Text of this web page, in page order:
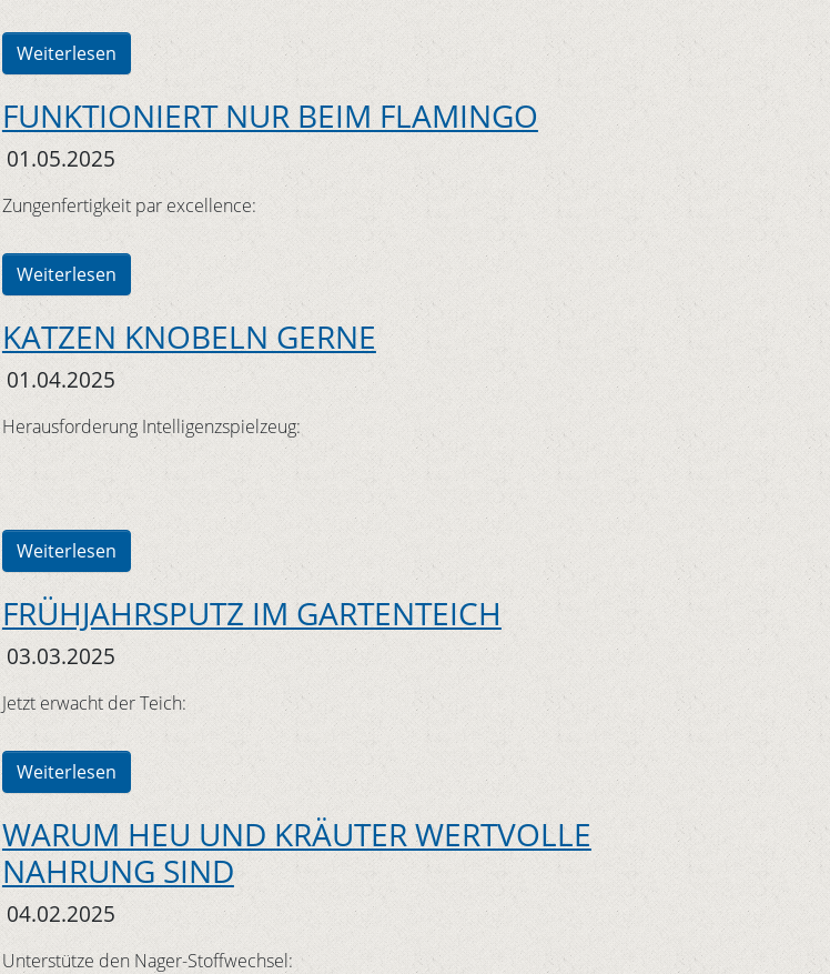
Weiterlesen
FUNKTIONIERT NUR BEIM FLAMINGO
01.05.2025
Zungenfertigkeit par excellence:
Weiterlesen
KATZEN KNOBELN GERNE
01.04.2025
Herausforderung Intelligenzspielzeug:
Weiterlesen
FRÜHJAHRSPUTZ IM GARTENTEICH
03.03.2025
Jetzt erwacht der Teich:
Weiterlesen
WARUM HEU UND KRÄUTER WERTVOLLE
NAHRUNG SIND
04.02.2025
Unterstütze den Nager-Stoffwechsel: